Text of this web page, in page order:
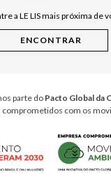
a LE LIS mais próxima de
parte do Pacto Global da
comprometidos com os